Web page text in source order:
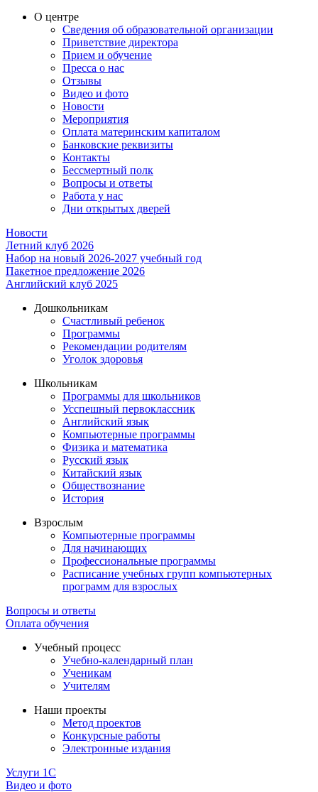
О центре
Сведения об образовательной организации
Приветствие директора
Прием и обучение
Пресса о нас
Отзывы
Видео и фото
Новости
Мероприятия
Оплата материнским капиталом
Банковские реквизиты
Контакты
Бессмертный полк
Вопросы и ответы
Работа у нас
Дни открытых дверей
Новости
Летний клуб 2026
Набор на новый 2026-2027 учебный год
Пакетное предложение 2026
Английский клуб 2025
Дошкольникам
Счастливый ребенок
Программы
Рекомендации родителям
Уголок здоровья
Школьникам
Программы для школьников
Усспешный первоклассник
Английский язык
Компьютерные программы
Физика и математика
Русский язык
Китайский язык
Обществознание
История
Взрослым
Компьютерные программы
Для начинающих
Профессиональные программы
Расписание учебных групп компьютерных
программ для взрослых
Вопросы и ответы
Оплата обучения
Учебный процесс
Учебно-календарный план
Ученикам
Учителям
Наши проекты
Метод проектов
Конкурсные работы
Электронные издания
Услуги 1C
Видео и фото